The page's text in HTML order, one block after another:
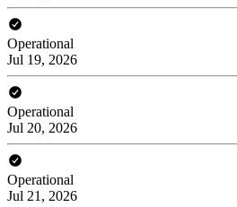
Operational
Jul 19, 2026
Operational
Jul 20, 2026
Operational
Jul 21, 2026